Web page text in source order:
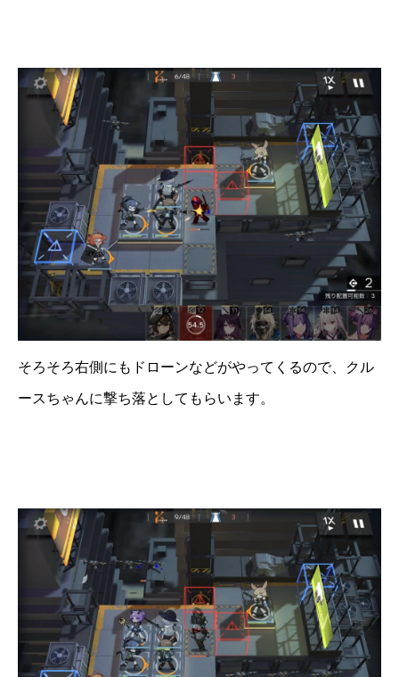
そろそろ右側にもドローンなどがやってくるので、クル
ースちゃんに撃ち落としてもらいます。